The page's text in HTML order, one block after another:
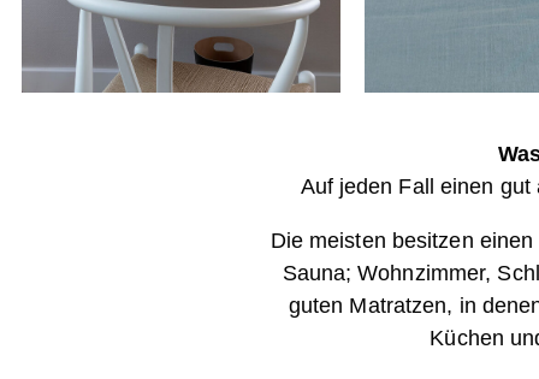
Auf jeden Fall einen
Die meisten besitzen
Sauna; Wohnzimmer,
guten Matratzen, in
Küchen